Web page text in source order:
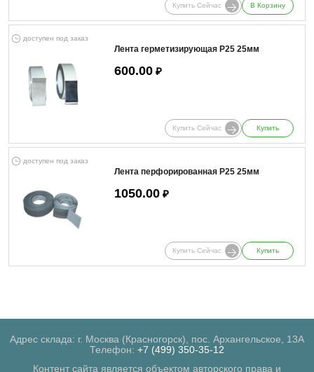
Купить Сейчас В Корзину
доступен под заказ
Лента герметизирующая Р25 25мм
600.00 ₽
Купить Сейчас Купить
доступен под заказ
Лента перфорированная Р25 25мм
1050.00 ₽
Купить Сейчас Купить
Адрес склада: г. Москва (Красногорск), пос. Архангельское, 13А
Телефон: +7 (499) 350-35-12
Контент сайта является объектом авторского права и